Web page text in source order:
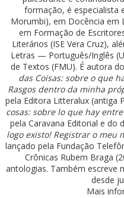
formação, é especialista
Morumbi), em Docência em
em Formação de
Literários (ISE Vera Cruz),
Letras — Português/Inglês
de Textos (FMU). É autora
das Coisas: sobre o que
Rasgos dentro da minha
pela Editora Litteralux (antiga
cosas: sobre lo que hay
pela Caravana Editorial e do
logo existo! Registrar o meu
lançado pela Fundação
Crônicas Rubem Braga
antologias. Também escreve
desde
Mais